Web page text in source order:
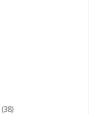
(38)